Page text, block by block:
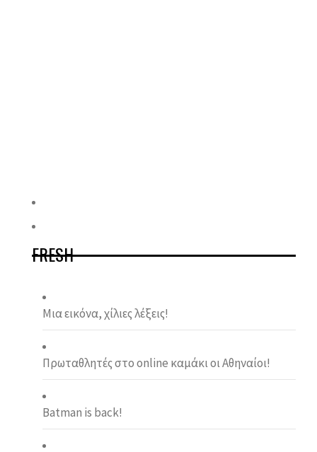
FRESH
Μια εικόνα, χίλιες λέξεις!
Πρωταθλητές στο online καμάκι οι Αθηναίοι!
Batman is back!